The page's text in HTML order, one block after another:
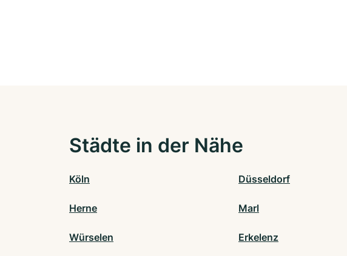
Städte in der Nähe
Köln Düsseldorf
Herne Marl
Würselen Erkelenz